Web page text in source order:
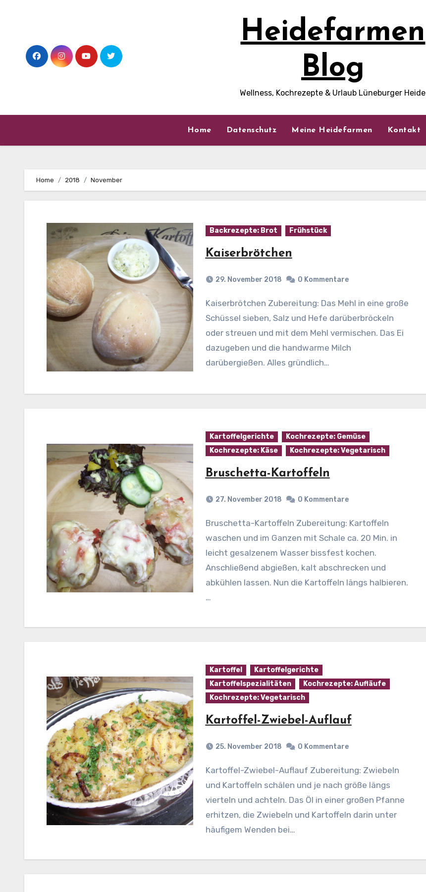
Heidefarmen
Blog
Wellness, Kochrezepte & Urlaub Lüneburger Heide
Home Datenschutz Meine Heidefarmen Kontakt
Home 2018 November
Backrezepte: Brot Frühstück
Kaiserbrötchen
29. November 2018 0 Kommentare
Kaiserbrötchen Zubereitung: Das Mehl in eine große
Schüssel sieben, Salz und Hefe darüberbröckeln
oder streuen und mit dem Mehl vermischen. Das Ei
dazugeben und die handwarme Milch
darübergießen. Alles gründlich…
Kartoffelgerichte
Kochrezepte: Gemüse
Kochrezepte: Käse
Kochrezepte: Vegetarisch
Bruschetta-Kartoffeln
27. November 2018 0 Kommentare
Bruschetta-Kartoffeln Zubereitung: Kartoffeln
waschen und im Ganzen mit Schale ca. 20 Min. in
leicht gesalzenem Wasser bissfest kochen.
Anschließend abgießen, kalt abschrecken und
abkühlen lassen. Nun die Kartoffeln längs halbieren.
…
Kartoffel
Kartoffelgerichte
Kartoffelspezialitäten
Kochrezepte: Aufläufe
Kochrezepte: Vegetarisch
Kartoffel-Zwiebel-Auflauf
25. November 2018 0 Kommentare
Kartoffel-Zwiebel-Auflauf Zubereitung: Zwiebeln
und Kartoffeln schälen und je nach größe längs
vierteln und achteln. Das Öl in einer großen Pfanne
erhitzen, die Zwiebeln und Kartoffeln darin unter
häufigem Wenden bei…